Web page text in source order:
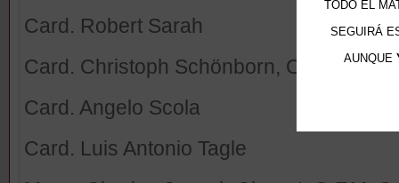
Card. Robert Sarah
Card. Christoph Schönborn, O.P.
Card. Angelo Scola
Card. Luis Antonio Tagle
TODO EL
SEGUIRÁ
AUNQUE